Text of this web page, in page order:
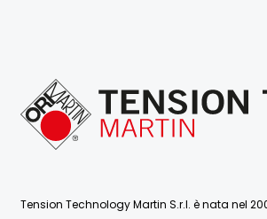
Tension Technology Martin S.r.l. è nata nel